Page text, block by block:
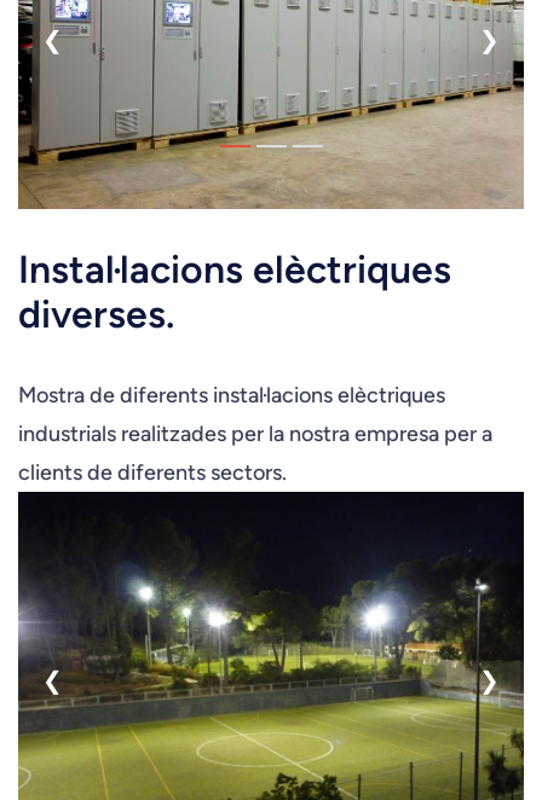
❮ ❯
Instal·lacions elèctriques
Mostra de diferents instal·lacions elèctriques
industrials realitzades per la nostra empresa per a
❯